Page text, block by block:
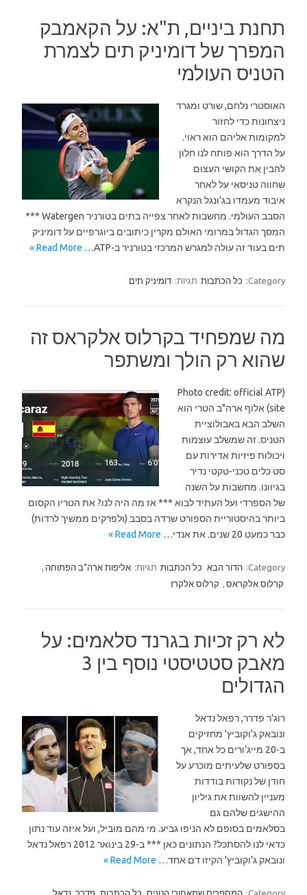
תחנת ביניים, ת"א: על הקאמבק
המפרך של דומיניק תים לצמרת
הטניס העולמי
האוסטרי נלחם, שורט ומגרד
ניצחונות כדי לחזור
למקומות אליהם הוא ראוי.
על הדרך הוא פותח לנו חלון
להבין את הקושי העצום
שחווה טניסאי על לאחר
איבוד מעמדו בג'ונגל הנקרא
הסבב העולמי. מחשבות לאחר צפייה בתים בטורניר Watergen ***
המסך הגדול במרומי האולם מקרין כיתובים ביוגרפיים על דומיניק
תים בעוד זה עולה למגרש המרכזי בטורניר ב-ATP…
Read More »
Category: כל הכתבות תגיות: דומיניק תים
מה שמפחיד בקרלוס אלקראס זה
שהוא רק הולך ומשתפר
(Photo credit: official ATP
site) אלוף ארה"ב הטרי הוא
השלב הבא באבולוציית
הטניס. זה שמשלב עוצמות
ויכולות פיזיות אדירות עם
סט כלים טכני-טקטי נדיר
בגיוונו. מחשבות על השנה
של הספרדי ועל העתיד לבוא *** אז מה היה לנו? את הטריו הקסום
ביותר בהיסטוריית הספורט שרדה בסבב (ולפרקים ממשיך לרדות)
כבר כמעט 20 שנים. את אנדי…
Read More »
Category: הדור הבא כל הכתבות תגיות: אליפות ארה"ב הפתוחה
קרלוס אלקראס
קרלוס אלקרז
לא רק זכיות בגרנד סלאמים: על
מאבק סטטיסטי נוסף בין 3
הגדולים
רוג'ר פדרר, רפאל נדאל
ונובאק ג'וקוביץ' מחזיקים
ב-20 מייג'ורים כל אחד, אך
בספורט שלעיתים מוכרע על
חודן של נקודות בודדות
מעניין להשוות את גיליון
ההישגים שלהם גם
בסלאמים בסופם לא הניפו גביע. מי מהם מוביל, ועל איזה עוד נתון
כדאי לנו להסתכל? הנתונים כאן *** ב-29 בינואר 2012 רפאל נדאל
ונובאק ג'וקוביץ' הקיזו דם אחד… Read More »
Category: המספרים שמאחורי הטניס כל הכתבות פדרר, נדאל,